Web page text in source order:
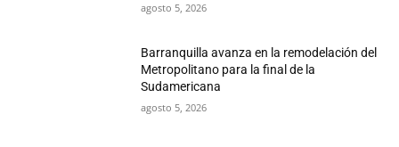
agosto 5, 2026
Barranquilla avanza en la remodelación del
Metropolitano para la final de la
Sudamericana
agosto 5, 2026